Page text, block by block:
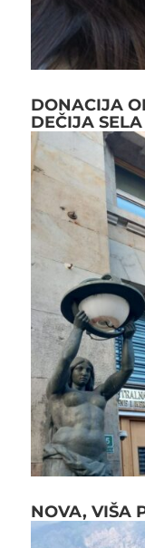
DONACIJA
DEČIJA
NOVA, VIŠA